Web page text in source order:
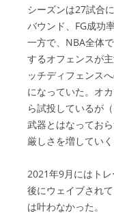
シーズンは27試合
バウンド、FG成功
一方で、NBA全体
するオフェンスが
ッチディフェンス
になっていた。オ
ら試投しているが
武器とはなってお
厳しさを増していく
2021年9月にはト
後にウェイブされ
は叶わなかった。